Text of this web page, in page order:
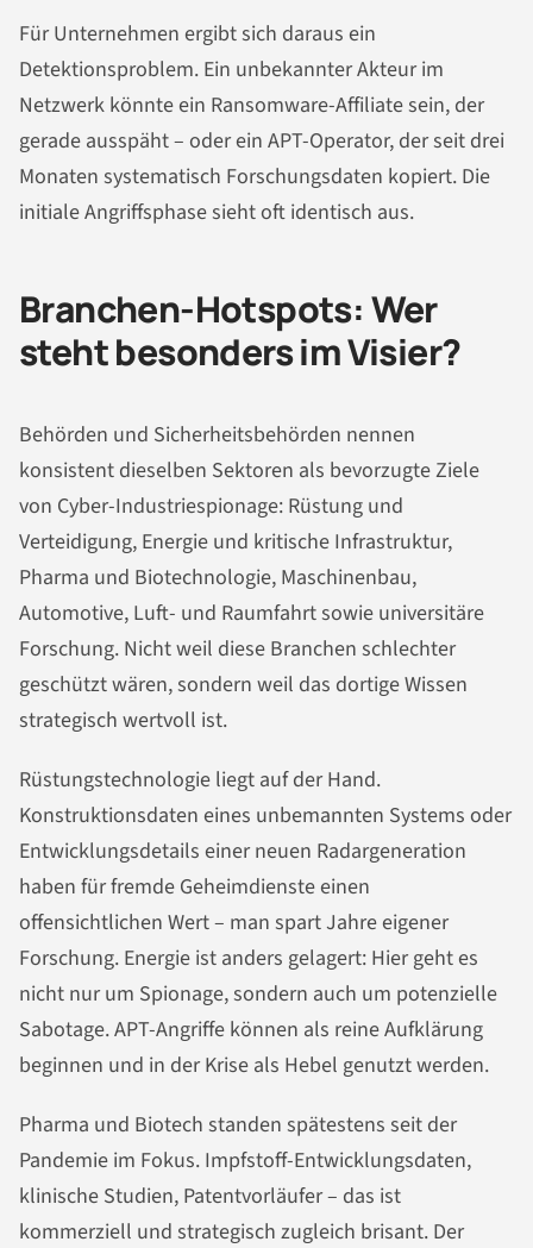
Für Unternehmen ergibt sich daraus ein
Detektionsproblem. Ein unbekannter Akteur im
Netzwerk könnte ein Ransomware-Affiliate sein, der
gerade ausspäht – oder ein APT-Operator, der seit drei
Monaten systematisch Forschungsdaten kopiert. Die
initiale Angriffsphase sieht oft identisch aus.
Branchen-Hotspots: Wer
steht besonders im Visier?
Behörden und Sicherheitsbehörden nennen
konsistent dieselben Sektoren als bevorzugte Ziele
von Cyber-Industriespionage: Rüstung und
Verteidigung, Energie und kritische Infrastruktur,
Pharma und Biotechnologie, Maschinenbau,
Automotive, Luft- und Raumfahrt sowie universitäre
Forschung. Nicht weil diese Branchen schlechter
geschützt wären, sondern weil das dortige Wissen
strategisch wertvoll ist.
Rüstungstechnologie liegt auf der Hand.
Konstruktionsdaten eines unbemannten Systems oder
Entwicklungsdetails einer neuen Radargeneration
haben für fremde Geheimdienste einen
offensichtlichen Wert – man spart Jahre eigener
Forschung. Energie ist anders gelagert: Hier geht es
nicht nur um Spionage, sondern auch um potenzielle
Sabotage. APT-Angriffe können als reine Aufklärung
beginnen und in der Krise als Hebel genutzt werden.
Pharma und Biotech standen spätestens seit der
Pandemie im Fokus. Impfstoff-Entwicklungsdaten,
klinische Studien, Patentvorläufer – das ist
kommerziell und strategisch zugleich brisant. Der